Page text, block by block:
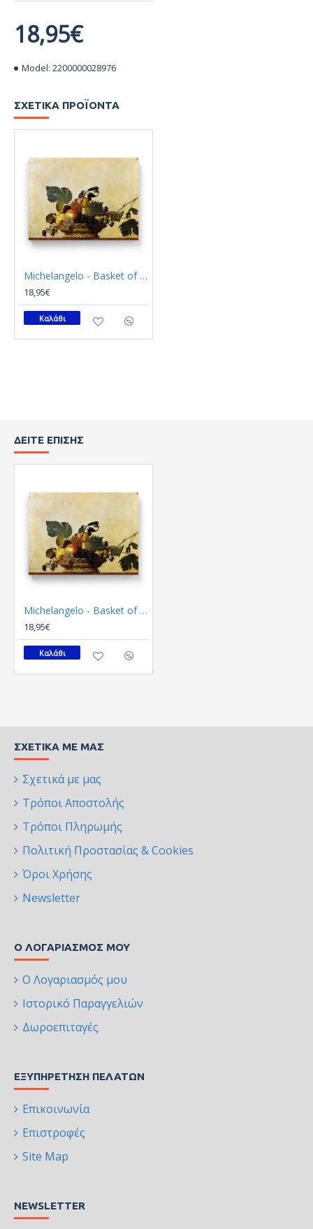
Model: 2200000028976
18,95€
ΣΧΕΤΙΚΆ ΠΡΟΪΌΝΤΑ
Michelangelo - Basket of fruit (Καμβάς)
18,95€
Καλάθι
ΔΕΊΤΕ ΕΠΊΣΗΣ
Michelangelo - Basket of fruit (Καμβάς)
18,95€
Καλάθι
ΣΧΕΤΙΚΆ ΜΕ ΜΑΣ
Σχετικά με μας
Τρόποι Αποστολής
Τρόποι Πληρωμής
Πολιτική Προστασίας & Cookies
Όροι Χρήσης
Newsletter
Ο ΛΟΓΑΡΙΑΣΜΌΣ ΜΟΥ
Ο Λογαριασμός μου
Ιστορικό Παραγγελιών
Δωροεπιταγές
ΕΞΥΠΗΡΈΤΗΣΗ ΠΕΛΑΤΏΝ
Επικοινωνία
Επιστροφές
Site Map
NEWSLETTER